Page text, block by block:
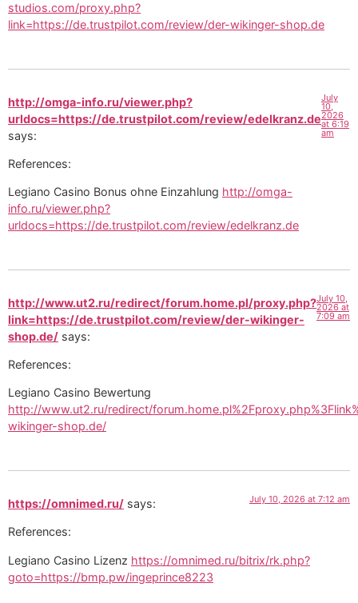
studios.com/proxy.php?
link=https://de.trustpilot.com/review/der-wikinger-shop.de
http://omga-info.ru/viewer.php?
urldocs=https://de.trustpilot.com/review/edelkranz.de
says:
July
10,
2026
at 6:19
am
References:
Legiano Casino Bonus ohne Einzahlung http://omga-
info.ru/viewer.php?
urldocs=https://de.trustpilot.com/review/edelkranz.de
http://www.ut2.ru/redirect/forum.home.pl/proxy.php?
link=https://de.trustpilot.com/review/der-wikinger-
shop.de/ says:
July 10,
2026 at
7:09 am
References:
Legiano Casino Bewertung
http://www.ut2.ru/redirect/
wikinger-shop.de/
https://omnimed.ru/ says: July 10, 2026 at 7:12 am
References:
Legiano Casino Lizenz https://omnimed.ru/bitrix/rk.php?
goto=https://bmp.pw/ingeprince8223